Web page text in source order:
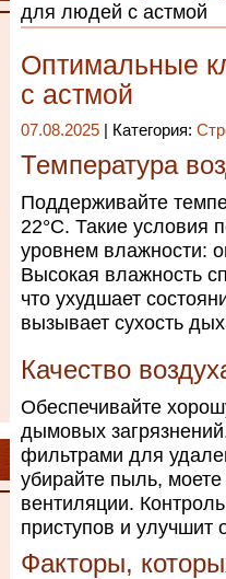
для людей с астмой
Оптимальные
с астмой
07.08.2025 | Категория:
Температура
Поддерживайте
22°C. Такие условия
уровнем влажности:
Высокая влажность
что ухудшает
вызывает сухость
Качество
Обеспечивайте
дымовых
фильтрами для
убирайте пыль,
вентиляции.
приступов и улучшит
Факторы,